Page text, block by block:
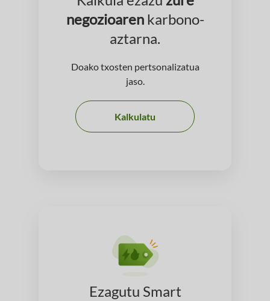
negozioarenkarbono-
aztarna.
Doako txosten pertsonalizatua
jaso.
Kalkulatu
Ezagutu Smart